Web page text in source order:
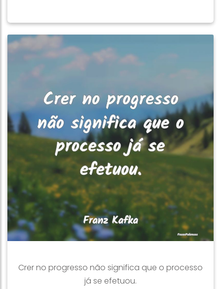
Crer no progresso não significa que o processo
já se efetuou.